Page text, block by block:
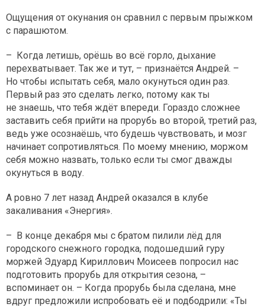
Ощущения от окунания он сравнил с первым прыжком
с парашютом.
– Когда летишь, орёшь во всё горло, дыхание
перехватывает. Так же и тут, – признаётся Андрей. –
Но чтобы испытать себя, мало окунуться один раз.
Первый раз это сделать легко, потому как ты
не знаешь, что тебя ждёт впереди. Гораздо сложнее
заставить себя прийти на прорубь во второй, третий раз,
ведь уже осознаёшь, что будешь чувствовать, и мозг
начинает сопротивляться. По моему мнению, моржом
себя можно назвать, только если ты смог дважды
окунуться в воду.
А ровно 7 лет назад Андрей оказался в клубе
закаливания «Энергия».
– В конце декабря мы с братом пилили лёд для
городского снежного городка, подошедший гуру
моржей Эдуард Кириллович Моисеев попросил нас
подготовить прорубь для открытия сезона, –
вспоминает он. – Когда прорубь была сделана, мне
вдруг предложили испробовать её и подбодрили: «Ты